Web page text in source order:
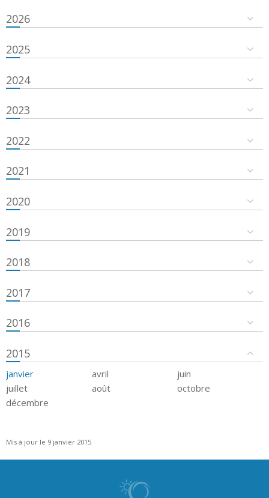
2026
2025
2024
2023
2022
2021
2020
2019
2018
2017
2016
2015
janvier avril
juin
juillet
août
octobre
décembre
Mis à jour le 9 janvier 2015